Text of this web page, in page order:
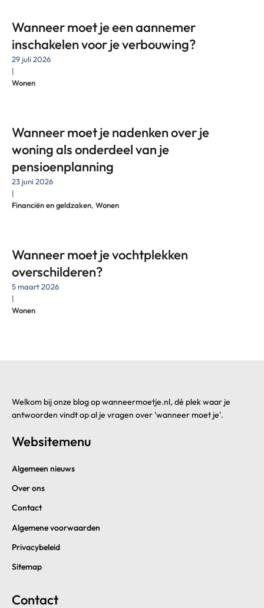
Wanneer moet je een aannemer
inschakelen voor je verbouwing?
29 juli 2026
|
Wonen
Wanneer moet je nadenken over je
woning als onderdeel van je
pensioenplanning
23 juni 2026
|
Financiën en geldzaken, Wonen
Wanneer moet je vochtplekken
overschilderen?
5 maart 2026
|
Wonen
Welkom bij onze blog op wanneermoetje.nl, dé plek waar je
antwoorden vindt op al je vragen over 'wanneer moet je'.
Websitemenu
Algemeen nieuws
Over ons
Contact
Algemene voorwaarden
Privacybeleid
Sitemap
Contact